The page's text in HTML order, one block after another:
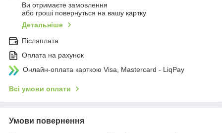
Ви отримаєте замовлення
або гроші повернуться на вашу картку
Детальніше
Післяплата
Оплата на рахунок
Онлайн-оплата карткою Visa, Mastercard - LiqPay
Всі умови оплати
Умови повернення